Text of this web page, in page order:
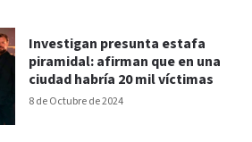
8 de Octubre de 2024
Investigan presunta estafa
piramidal: afirman que en una
ciudad habría 20 mil víctimas